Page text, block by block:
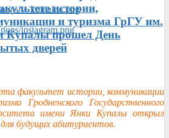
истории,
и туризма ГрГУ им.
Купалы прошел День
дверей
факультет истории, коммуникации
Гродненского Государственного
имени Янки Купалы открыл
будущих абитуриентов.